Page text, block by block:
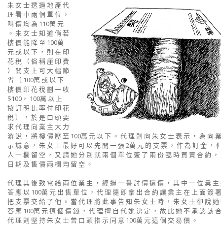
朱 女 士 透 過 地 產 代
理 看 中 兩 個 單 位 ，
叫 價 均 為 110萬 元
。 朱 女 士 知 道 倘 若
樓 價 能 降 至 100萬
元 或 以 下 ， 則 在 印
花 稅 （ 俗 稱 厘 印 費
） 開 支 上 可 大 幅 節
省 〔 100萬 或 以 下
樓 價 印 花 稅 劃 一 收
$100， 100萬 以 上
按 訂 明 比 率 付 印 花
稅 〕 ， 於 是 口 頭 要
求 代 理 向 業 主 大 力
游 說 ， 將 樓 價 壓 至 100萬 元 以 下 。 代 理 則 向 朱 女 士 表 示 ， 為 向
示 誠 意 ， 朱 女 士 最 好 可 以 先 開 一 張 2萬 元 的 支 票 ， 作 為 訂 金 ，
人 一 欄 留 空 ， 又 請 她 分 別 就 兩 個 單 位 簽 了 兩 份 臨 時 買 賣 合 約 ，
日 期 及 售 價 兩 欄 均 留 空 。
代 理 其 後 致 電 給 兩 位 業 主 ， 經 過 一 番 討 價 還 價 ， 其 中 一 位 業 主
答 應 以 100萬 元 出 售 單 位 ， 代 理 隨 即 拿 出 合 約 讓 業 主 在 上 面 簽
把 支 票 交 給 了 他 。 當 代 理 將 此 事 告 知 朱 女 士 時 ， 朱 女 士 卻 說 她
答 應 100萬 元 這 個 價 錢 ， 代 理 擅 自 代 她 決 定 ， 故 此 她 不 承 認 該
代 理 則 堅 持 朱 女 士 曾 口 頭 指 示 同 意 100萬 元 這 個 交 易 價 。